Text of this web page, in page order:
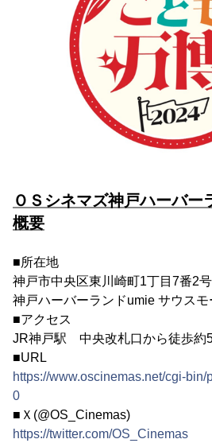
ＯＳシネマズ神戸ハーバ
概要
■所在地
神戸市中央区東川崎町1丁目7番2号
神戸ハーバーランドumie サウス
■アクセス
JR神戸駅 中央改札口から徒歩約
■URL
https://www.oscinemas.net/cgi-bin/
0
■Ｘ(@OS_Cinemas)
https://twitter.com/OS_Cinemas